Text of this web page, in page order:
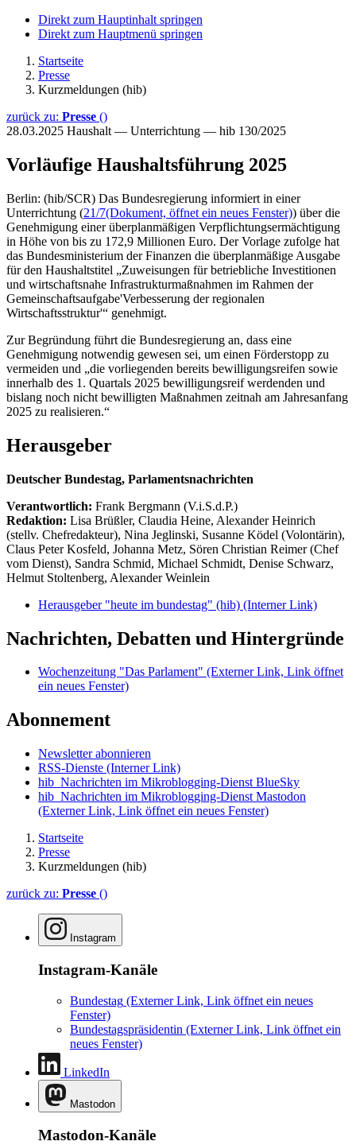
Direkt zum Hauptinhalt springen
Direkt zum Hauptmenü springen
Startseite
Presse
Kurzmeldungen (hib)
zurück zu: Presse ()
28.03.2025 Haushalt — Unterrichtung — hib 130/2025
Vorläufige Haushaltsführung 2025
Berlin: (hib/SCR) Das Bundesregierung informiert in einer
Unterrichtung (21/7(Dokument, öffnet ein neues Fenster)) über die
Genehmigung einer überplanmäßigen Verpflichtungsermächtigung
in Höhe von bis zu 172,9 Millionen Euro. Der Vorlage zufolge hat
das Bundesministerium der Finanzen die überplanmäßige Ausgabe
für den Haushaltstitel „Zuweisungen für betriebliche Investitionen
und wirtschaftsnahe Infrastrukturmaßnahmen im Rahmen der
Gemeinschaftsaufgabe'Verbesserung der regionalen
Wirtschaftsstruktur'“ genehmigt.
Zur Begründung führt die Bundesregierung an, dass eine
Genehmigung notwendig gewesen sei, um einen Förderstopp zu
vermeiden und „die vorliegenden bereits bewilligungsreifen sowie
innerhalb des 1. Quartals 2025 bewilligungsreif werdenden und
bislang noch nicht bewilligten Maßnahmen zeitnah am Jahresanfang
2025 zu realisieren.“
Herausgeber
Deutscher Bundestag, Parlamentsnachrichten
Verantwortlich: Frank Bergmann (V.i.S.d.P.)
Redaktion: Lisa Brüßler, Claudia Heine, Alexander Heinrich
(stellv. Chefredakteur), Nina Jeglinski, Susanne Ködel (Volontärin),
Claus Peter Kosfeld, Johanna Metz, Sören Christian Reimer (Chef
vom Dienst), Sandra Schmid, Michael Schmidt, Denise Schwarz,
Helmut Stoltenberg, Alexander Weinlein
Herausgeber "heute im bundestag" (hib) (Interner Link)
Nachrichten, Debatten und Hintergründe
Wochenzeitung "Das Parlament" (Externer Link, Link öffnet
ein neues Fenster)
Abonnement
Newsletter abonnieren
RSS-Dienste (Interner Link)
hib_Nachrichten im Mikroblogging-Dienst BlueSky
hib_Nachrichten im Mikroblogging-Dienst Mastodon
(Externer Link, Link öffnet ein neues Fenster)
Startseite
Presse
Kurzmeldungen (hib)
zurück zu: Presse ()
Instagram
Instagram-Kanäle
Bundestag (Externer Link, Link öffnet ein neues
Fenster)
Bundestagspräsidentin (Externer Link, Link öffnet ein
neues Fenster)
LinkedIn
Mastodon
Mastodon-Kanäle